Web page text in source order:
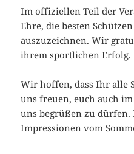
Im offiziellen Teil der
Ehre, die besten
auszuzeichnen. Wir
ihrem sportlichen Erfolg.
Wir hoffen, dass Ihr alle
uns freuen, euch auch
uns begrüßen zu dürfen.
Impressionen vom